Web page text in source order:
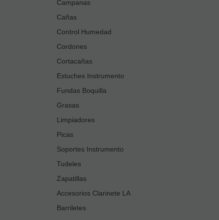
Campanas
Cañas
Control Humedad
Cordones
Cortacañas
Estuches Instrumento
Fundas Boquilla
Grasas
Limpiadores
Picas
Soportes Instrumento
Tudeles
Zapatillas
Accesorios Clarinete LA
Barriletes